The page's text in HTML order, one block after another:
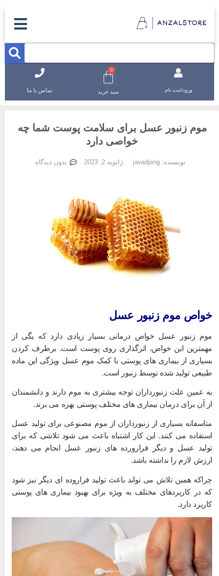
ورود/ثبت نام سبد خرید تماس با ما
موم زنبور عسل برای سلامت پوست شما چه
خواصی دارد
نویسنده:javadping ژانویه 2, 2023 بدون دیدگاه
موم زنبور عسل
زنبور عسل خواص درمانی بسیار زیادی دارد که یگی از
این خواص، اثرگذاری روی پوست است. برطرف کردن
از بیماری های پوستی با کمک موم عسل ویژگی این ماده
تولید شده توسط زنبور است.
عمین علت زنبورداران توجه بیشتری به موم دارند و دانشمندان
آن برای درمان بیماری های مختلف پوستی بهره می برند.
بسیاری از زنبورداران از موم مصنوعی برای تولید عسل
می کنند. این کار اشتباه باعث می شود تلاشی که برای
عسل و دیگر فرارورده های زنبور عسل انجام می دهند،
لازم را نداشته باشد.
همین تلاش می تواند باعث تولید فراروده ای دیگر نیز شود
در کاربردهای مختلف به ویژه برای بهبود بیماری های پوستی
دارد.